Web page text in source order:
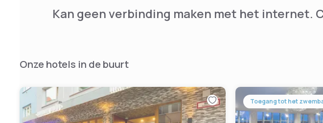
Kan geen verbinding maken met het internet.
Onze hotels in de buurt
Toegang tot het